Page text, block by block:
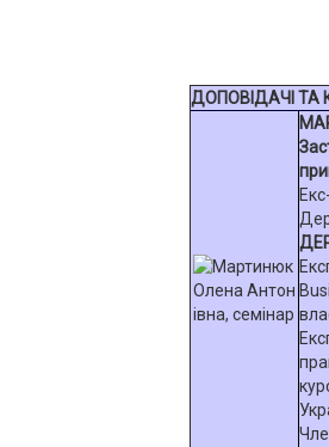
ДОПОВІДАЧІ ТА